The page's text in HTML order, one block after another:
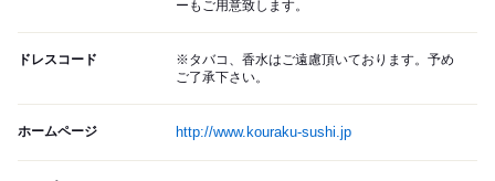
ーもご用意致します。
ドレスコード
※タバコ、香水はご遠慮頂いております。予め
ご了承下さい。
ホームページ http://www.kouraku-sushi.jp